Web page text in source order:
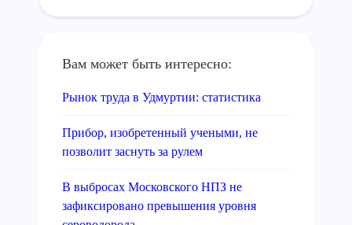
Вам может быть интересно:
Рынок труда в Удмуртии: статистика
Прибор, изобретенный учеными, не
позволит заснуть за рулем
В выбросах Московского НПЗ не
зафиксировано превышения уровня